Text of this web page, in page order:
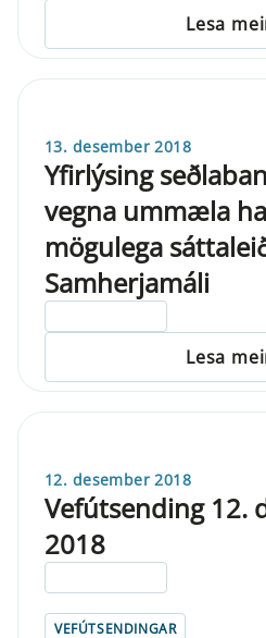
Lesa
13. desember 2018
Yfirlýsing
vegna ummæla
mögulega
Samherjamáli
Lesa
12. desember 2018
Vefútsending 12.
2018
VEFÚTSENDINGAR